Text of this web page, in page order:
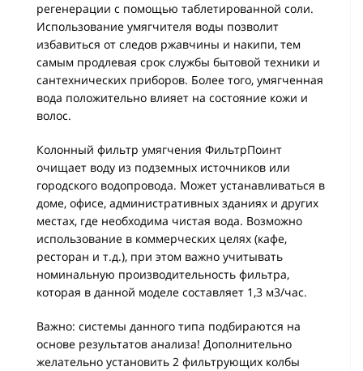
регенерации с помощью таблетированной соли.
Использование умягчителя воды позволит
избавиться от следов ржавчины и накипи, тем
самым продлевая срок службы бытовой техники и
сантехнических приборов. Более того, умягченная
вода положительно влияет на состояние кожи и
волос.
Колонный фильтр умягчения ФильтрПоинт
очищает воду из подземных источников или
городского водопровода. Может устанавливаться в
доме, офисе, административных зданиях и других
местах, где необходима чистая вода. Возможно
использование в коммерческих целях (кафе,
ресторан и т.д.), при этом важно учитывать
номинальную производительность фильтра,
которая в данной моделе составляет 1,3 м3/час.
Важно: системы данного типа подбираются на
основе результатов анализа! Дополнительно
желательно установить 2 фильтрующих колбы